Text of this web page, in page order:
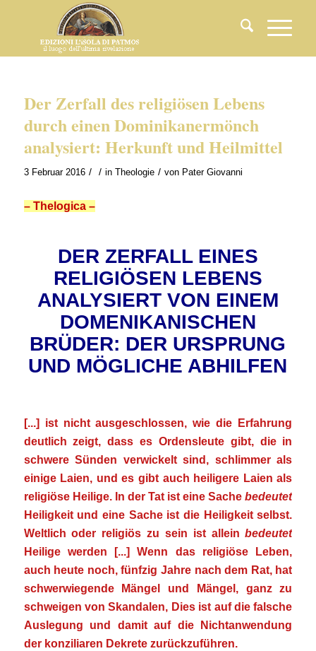
Der Zerfall des religiösen Lebens
durch einen Dominikanermönch
analysiert: Herkunft und Heilmittel
3 Februar 2016 / / in Theologie / von Pater Giovanni
– Thelogica –
DER ZERFALL EINES
RELIGIÖSEN LEBENS
ANALYSIERT VON EINEM
DOMENIKANISCHEN
BRÜDER: DER URSPRUNG
UND MÖGLICHE ABHILFEN
[...] ist nicht ausgeschlossen, wie die Erfahrung
deutlich zeigt, dass es Ordensleute gibt, die in
schwere Sünden verwickelt sind, schlimmer als
einige Laien, und es gibt auch heiligere Laien als
religiöse Heilige. In der Tat ist eine Sachebedeutet
Heiligkeit und eine Sache ist die Heiligkeit selbst.
Weltlich oder religiös zu sein ist alleinbedeutet
Heilige werden [...] Wenn das religiöse Leben,
auch heute noch, fünfzig Jahre nach dem Rat, hat
schwerwiegende Mängel und Mängel, ganz zu
schweigen von Skandalen, Dies ist auf die falsche
Auslegung und damit auf die Nichtanwendung
der konziliaren Dekrete zurückzuführen.